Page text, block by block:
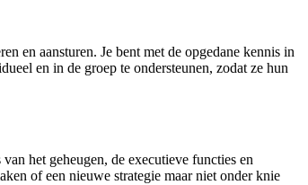
en aansturen. Je bent met de opgedane kennis in
en in de groep te ondersteunen, zodat ze hun
het geheugen, de executieve functies en
of een nieuwe strategie maar niet onder knie